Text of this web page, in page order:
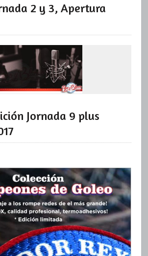
2 y 3, Apertura
Jornada 9 plus